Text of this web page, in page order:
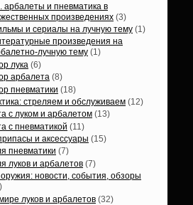
арбалеты и пневматика в
произведениях (3)
и сериалы на лучную тему (1)
произведения на
лучную тему (1)
лука (6)
арбалета (8)
пневматики (18)
стреляем и обслуживаем (12)
с луком и арбалетом (13)
с пневматикой (11)
и аксессуары (15)
пневматики (7)
луков и арбалетов (7)
новости, события, обзоры
луков и арбалетов (32)